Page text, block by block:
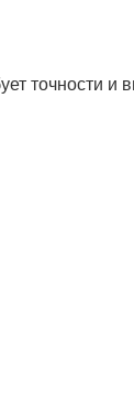
точности и